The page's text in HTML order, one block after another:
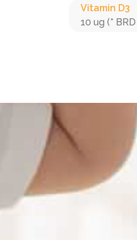
Vitamin D3
10 ug (*